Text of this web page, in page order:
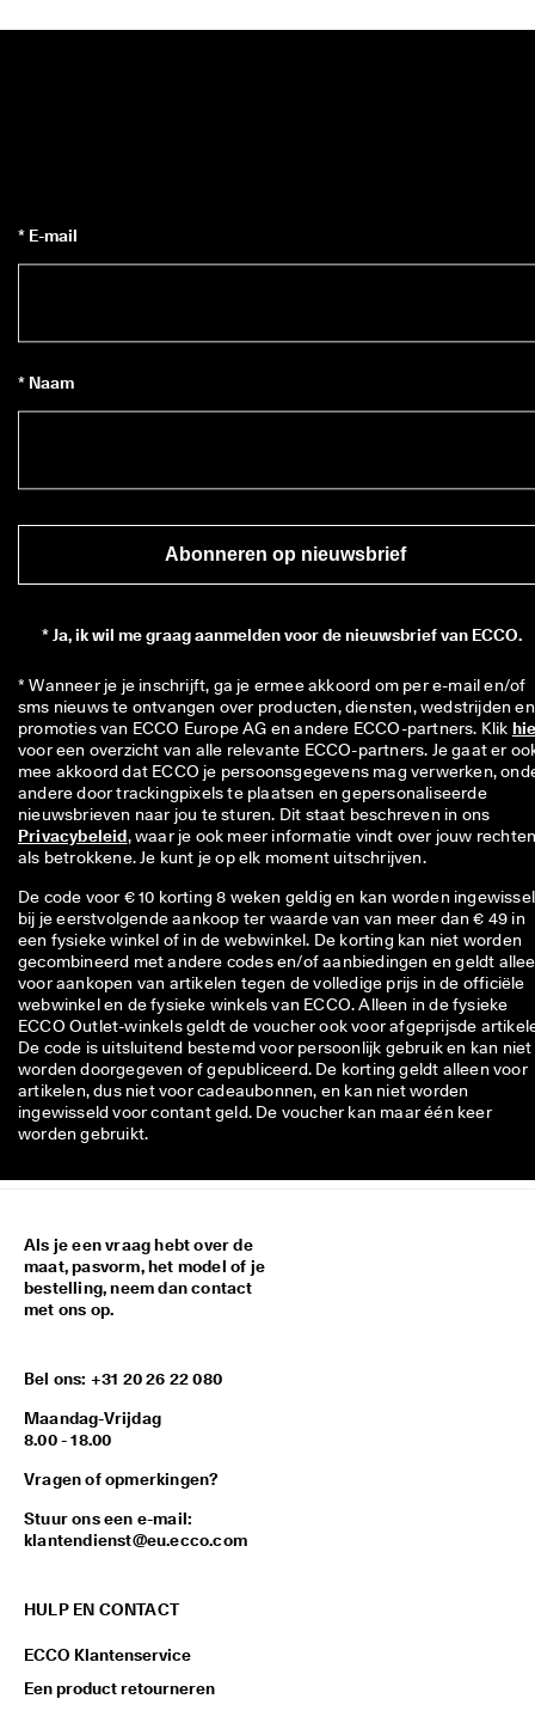
* E-mail
* Naam
Abonneren op nieuwsbrief
*Ja, ik wil me graag aanmelden voor de nieuwsbrief van ECCO.
* Wanneer je je inschrijft, ga je ermee akkoord om per e-mail en/of
sms nieuws te ontvangen over producten, diensten, wedstrijden en
promoties van ECCO Europe AG en andere ECCO-partners. Klik
voor een overzicht van alle relevante ECCO-partners. Je gaat er
mee akkoord dat ECCO je persoonsgegevens mag verwerken,
andere door trackingpixels te plaatsen en gepersonaliseerde
Privacybeleid, waar je ook meer informatie vindt over jouw
als betrokkene. Je kunt je op elk moment uitschrijven.
De code voor € 10 korting 8 weken geldig en kan worden
bij je eerstvolgende aankoop ter waarde van van meer dan € 49 in
een fysieke winkel of in de webwinkel. De korting kan niet worden
gecombineerd met andere codes en/of aanbiedingen en geldt
voor aankopen van artikelen tegen de volledige prijs in de officiële
webwinkel en de fysieke winkels van ECCO. Alleen in de fysieke
ECCO Outlet-winkels geldt de voucher ook voor afgeprijsde
De code is uitsluitend bestemd voor persoonlijk gebruik en kan niet
worden doorgegeven of gepubliceerd. De korting geldt alleen voor
artikelen, dus niet voor cadeaubonnen, en kan niet worden
ingewisseld voor contant geld. De voucher kan maar één keer
worden gebruikt.
Als je een vraag hebt over de
maat, pasvorm, het model of je
bestelling, neem dan contact
met ons op.
Bel ons: +31 20 26 22 080
Maandag-Vrijdag
8.00 - 18.00
Vragen of opmerkingen?
Stuur ons een e-mail:
klantendienst@eu.ecco.com
HULP EN CONTACT
ECCO Klantenservice
Een product retourneren